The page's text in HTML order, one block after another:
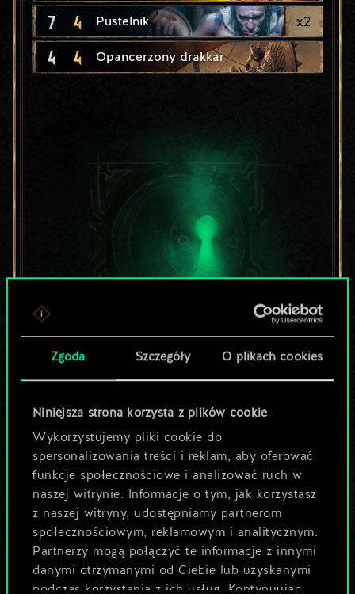
Zgoda Szczegóły O plikach cookies
Niniejsza strona korzysta z plików cookie
Wykorzystujemy pliki cookie do
spersonalizowania treści i reklam, aby oferować
funkcje społecznościowe i analizować ruch w
naszej witrynie. Informacje o tym, jak korzystasz
z naszej witryny, udostępniamy partnerom
społecznościowym, reklamowym i analitycznym.
Partnerzy mogą połączyć te informacje z innymi
danymi otrzymanymi od Ciebie lub uzyskanymi
podczas korzystania z ich usług. Kontynuując
7 4 Pustelnik x2
4 4 Opancerzony drakkar
Lubisz grać tą talią?
Pomóż społeczności
odkryć jej
potencjał!
Nazwij talię i opisz swoją strategię